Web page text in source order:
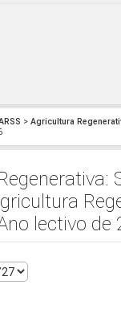
> Agricultura
lectivo de